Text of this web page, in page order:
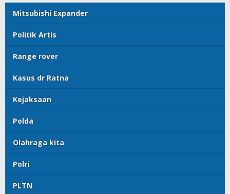
Mitsubishi Expander
Politik Artis
Range rover
Kasus dr Ratna
Kejaksaan
Polda
Olahraga kita
Polri
PLTN